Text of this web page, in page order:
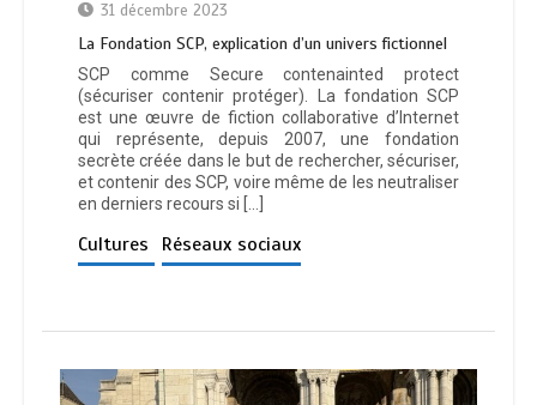
31 décembre 2023
La Fondation SCP, explication d’un univers fictionnel
SCP comme Secure contenainted protect
(sécuriser contenir protéger). La fondation SCP
est une œuvre de fiction collaborative d’Internet
qui représente, depuis 2007, une fondation
secrète créée dans le but de rechercher, sécuriser,
et contenir des SCP, voire même de les neutraliser
en derniers recours si […]
Cultures Réseaux sociaux